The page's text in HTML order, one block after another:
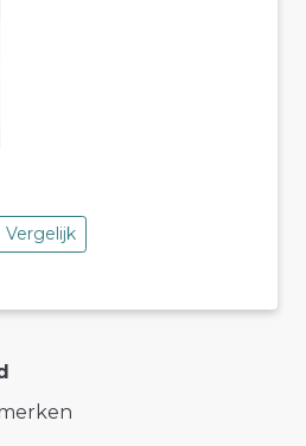
Vergelijk